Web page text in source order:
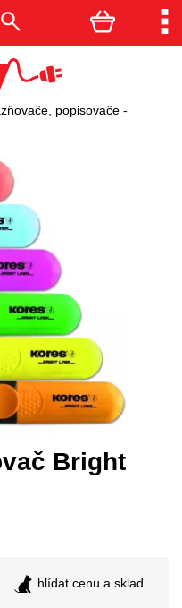
popisovače -
Bright
hlídat cenu a sklad